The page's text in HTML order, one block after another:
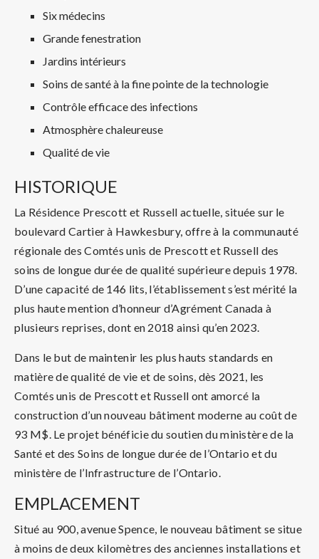
Six médecins
Grande fenestration
Jardins intérieurs
Soins de santé à la fine pointe de la technologie
Contrôle efficace des infections
Atmosphère chaleureuse
Qualité de vie
HISTORIQUE
La Résidence Prescott et Russell actuelle, située sur le
boulevard Cartier à Hawkesbury, offre à la communauté
régionale des Comtés unis de Prescott et Russell des
soins de longue durée de qualité supérieure depuis 1978.
D’une capacité de 146 lits, l’établissement s’est mérité la
plus haute mention d’honneur d’Agrément Canada à
plusieurs reprises, dont en 2018 ainsi qu’en 2023.
Dans le but de maintenir les plus hauts standards en
matière de qualité de vie et de soins, dès 2021, les
Comtés unis de Prescott et Russell ont amorcé la
construction d’un nouveau bâtiment moderne au coût de
93 M$. Le projet bénéficie du soutien du ministère de la
Santé et des Soins de longue durée de l’Ontario et du
ministère de l’Infrastructure de l’Ontario.
EMPLACEMENT
Situé au 900, avenue Spence, le nouveau bâtiment se situe
à moins de deux kilomètres des anciennes installations et